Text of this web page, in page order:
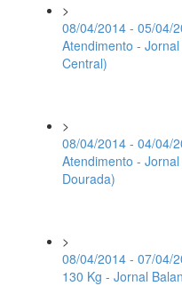
>
08/04/2014 - 05/04/
Atendimento -
Central)
>
08/04/2014 - 04/04/
Atendimento -
Dourada)
>
08/04/2014 - 07/04/
130 Kg - Jornal